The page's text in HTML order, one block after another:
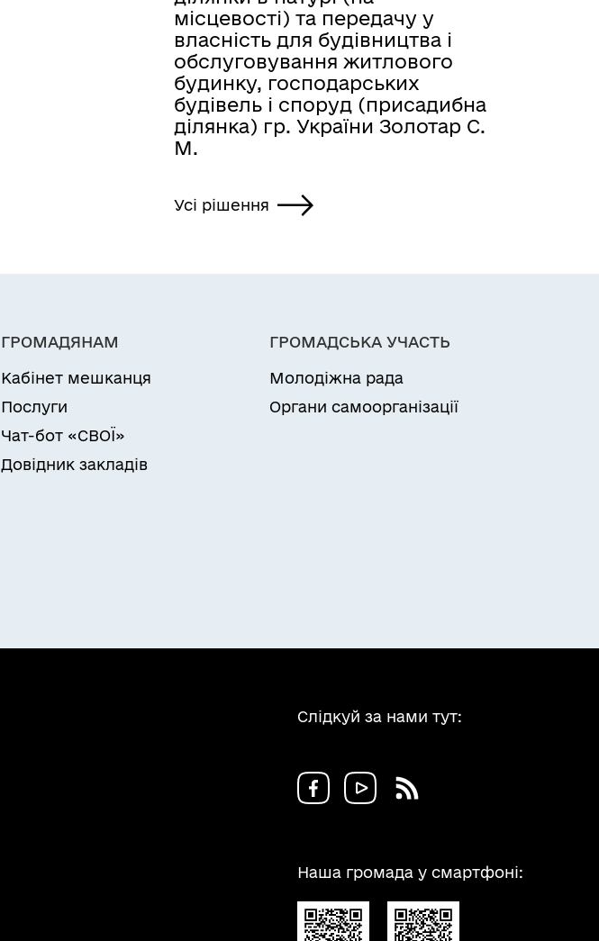
місцевості) та передачу у
власність для будівництва і
обслуговування житлового
будинку, господарських
будівель і споруд (присадибна
ділянка) гр. України Золотар С.
М.
Усі рішення
ГРОМАДЯНАМ
Кабінет мешканця
Послуги
Чат-бот «СВОЇ»
Довідник закладів
ГРОМАДСЬКА УЧАСТЬ
Молодіжна рада
Органи самоорганізації
Слідкуй за нами тут:
Наша громада у смартфоні: